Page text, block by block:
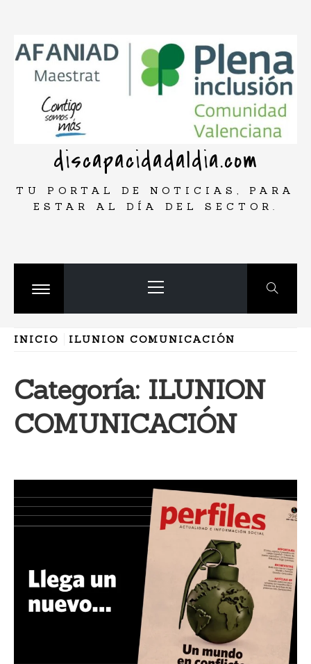
contenido
discapacidadaldia.com
TU PORTAL DE NOTICIAS, PARA
ESTAR AL DÍA DEL SECTOR.
Cambiar
principal
INICIO ILUNION COMUNICACIÓN
Categoría: ILUNION
COMUNICACIÓN